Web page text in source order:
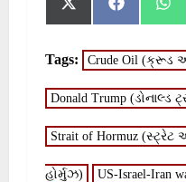
r
e
n
w
i
t
t
r
)
r
e
n
e
b
o
o
r
e
n
t
s
Tags: Crude Oil (ક્રૂડ
Donald Trump (ડોનાલ્ડ
Strait of Hormuz
હોર્મુઝ) US-Israel-Iran